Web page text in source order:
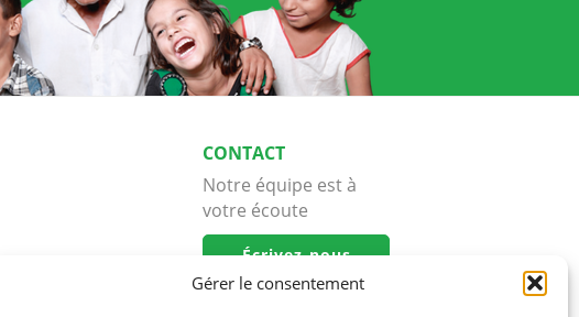
Gérer le consentement
CONTACT
Notre équipe est à
votre écoute
Écrivez-nous